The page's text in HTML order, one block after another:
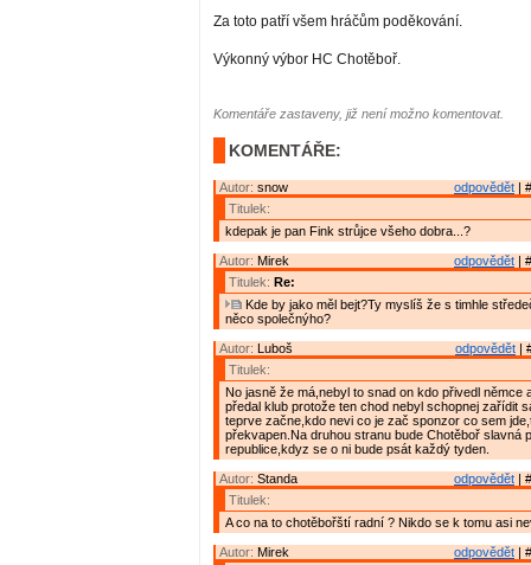
Za toto patří všem hráčům poděkování.
Výkonný výbor HC Chotěboř.
Komentáře zastaveny, již není možno komentovat.
KOMENTÁŘE:
odpovědět |
Autor: snow
Titulek:
kdepak je pan Fink strůjce všeho dobra...?
odpovědět |
Autor: Mirek
Titulek: Re:
Kde by jako měl bejt?Ty myslíš že s timhle
něco společnýho?
odpovědět |
Autor: Luboš
Titulek:
No jasně že má,nebyl to snad on kdo přivedl němce
předal klub protože ten chod nebyl schopnej zařídit
teprve začne,kdo nevi co je zač sponzor co sem
překvapen.Na druhou stranu bude Chotěboř slavná
republice,kdyz se o ni bude psát každý tyden.
odpovědět |
Autor: Standa
Titulek:
A co na to chotěbořští radní ? Nikdo se k tomu asi
odpovědět |
Autor: Mirek